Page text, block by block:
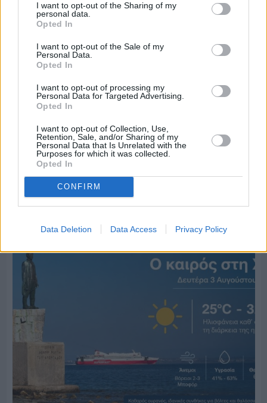
I want to opt-out of the Sharing of my
personal data.
Opted In
I want to opt-out of the Sale of my
Personal Data.
Opted In
I want to opt-out of processing my
Personal Data for Targeted Advertising.
Opted In
I want to opt-out of Collection, Use,
Retention, Sale, and/or Sharing of my
Personal Data that Is Unrelated with the
Purposes for which it was collected.
Opted In
CONFIRM
Data Deletion Data Access Privacy Policy
Πριν 4 ημέρες
70 χρόνια ιστορίας και συγκίνησης για το
Ανδρεάδειο Γυμνάσιο Βροντάδου